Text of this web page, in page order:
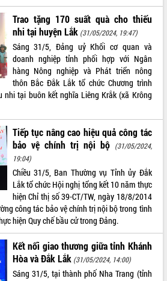
dân
dung
với
gặp
Trao tặng 170 suất quà cho thiếu
nhi tại huyện Lắk (31/05/2024, 19:47)
Sáng 31/5, Đảng uỷ Khối cơ quan và
doanh nghiệp tỉnh phối hợp với Ngân
hàng Nông nghiệp và Phát triển nông
thôn Bắc Đắk Lắk tổ chức Chương trình
nhi tại buôn kết nghĩa Liêng Krắk (xã Krông
Tiếp tục nâng cao hiệu quả công tác
bảo vệ chính trị nội bộ (31/05/2024,
19:04)
Chiều 31/5, Ban Thường vụ Tỉnh ủy Đắk
Lắk tổ chức Hội nghị tổng kết 10 năm thực
hiện Chỉ thị số 39-CT/TW, ngày 18/8/2014
công tác bảo vệ chính trị nội bộ trong tình
hiện Quy chế bầu cử trong Đảng.
Kết nối giao thương giữa tỉnh Khánh
Hòa và Đắk Lắk (31/05/2024, 14:00)
Sáng 31/5, tại thành phố Nha Trang (tỉnh